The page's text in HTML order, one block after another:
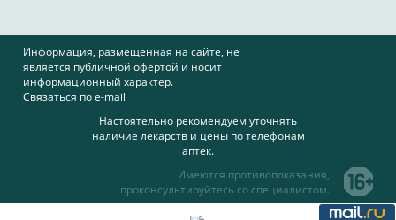
Информация, размещенная на сайте, не
является публичной офертой и носит
информационный характер.
Связаться по e-mail
Настоятельно рекомендуем уточнять
наличие лекарств и цены по телефонам
аптек.
Имеются противопоказания,
проконсультируйтесь со специалистом.